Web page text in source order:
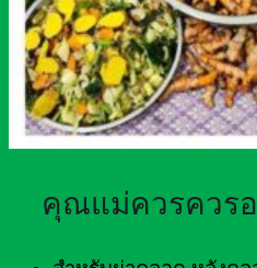
คุณแม่ควรควรอ